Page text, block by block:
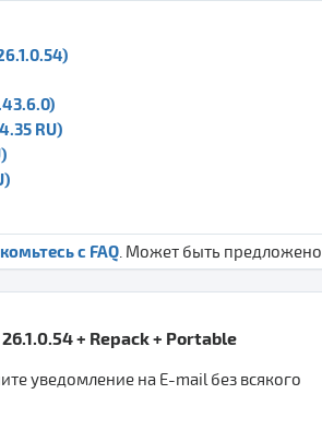
RU)
с FAQ . Может быть предложено
+ Repack + Portable
уведомление на E-mail без всякого